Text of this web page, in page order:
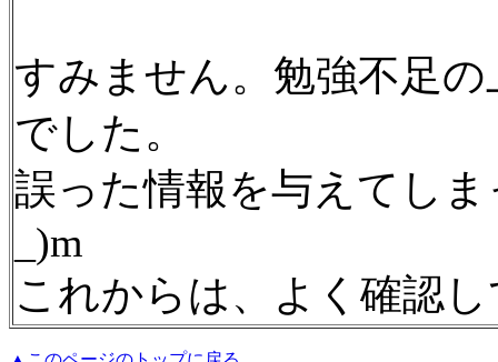
すみません。勉強不足
でした。
誤った情報を与えてし
_)m
これからは、よく確認